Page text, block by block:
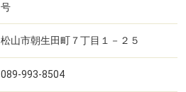
号
松山市朝生田町７丁目１－２５
089-993-8504